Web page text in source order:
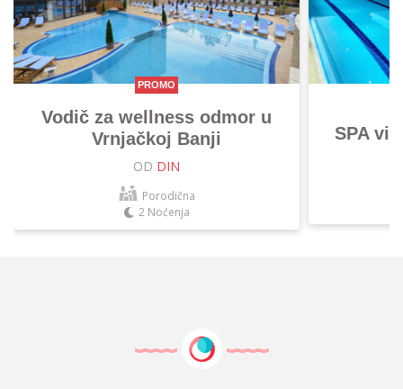
PROMO
Vodič za wellness odmor u
Vrnjačkoj Banji
OD DIN
Porodična
2 Noćenja
SPA